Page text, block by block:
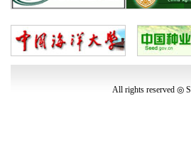
All rights reserved ◎